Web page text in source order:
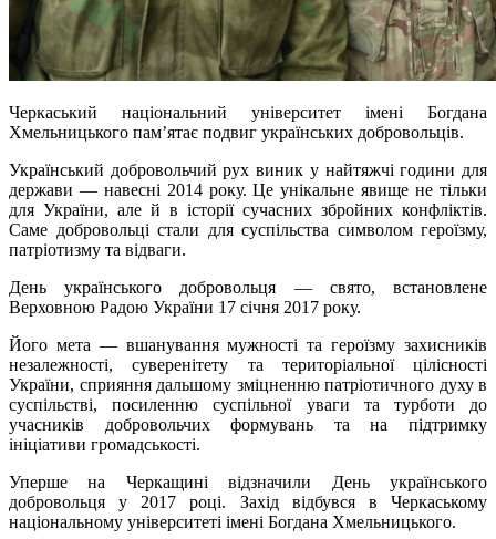
Черкаський національний університет імені Богдана
Хмельницького пам’ятає подвиг українських добровольців.
Український добровольчий рух виник у найтяжчі години для
держави —навесні 2014 року. Це унікальне явище не тільки
для України, але й в історії сучасних збройних конфліктів.
Саме добровольці стали для суспільства символом героїзму,
патріотизму та відваги.
День українського добровольця —свято,встановлене
Верховною Радою України 17 січня 2017 року.
Його мета — вшанування мужності та героїзму захисників
незалежності, суверенітету та територіальної цілісності
України, сприяння дальшому зміцненню патріотичного духу в
суспільстві, посиленню суспільної уваги та турботи до
учасників добровольчих формувань та на підтримку
ініціативи громадськості.
Уперше на Черкащині відзначили День українського
добровольця у 2017 році. Захід відбувся в Черкаському
національному університеті імені Богдана Хмельницького.